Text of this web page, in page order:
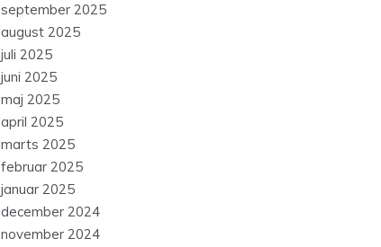
september 2025
august 2025
juli 2025
juni 2025
maj 2025
april 2025
marts 2025
februar 2025
januar 2025
december 2024
november 2024